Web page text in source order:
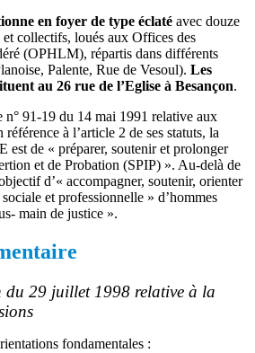
en foyer de type éclaté avec douze
collectifs, loués aux Offices des
(OPHLM), répartis dans différents
Palente, Rue de Vesoul). Les
au 26 rue de l’Eglise à Besançon.
n° 91-19 du 14 mai 1991 relative aux
à l’article 2 de ses statuts, la
de « préparer, soutenir et prolonger
et de Probation (SPIP) ». Au-delà de
d’« accompagner, soutenir, orienter
et professionnelle » d’hommes
main de justice ».
29 juillet 1998 relative à la
fondamentales :